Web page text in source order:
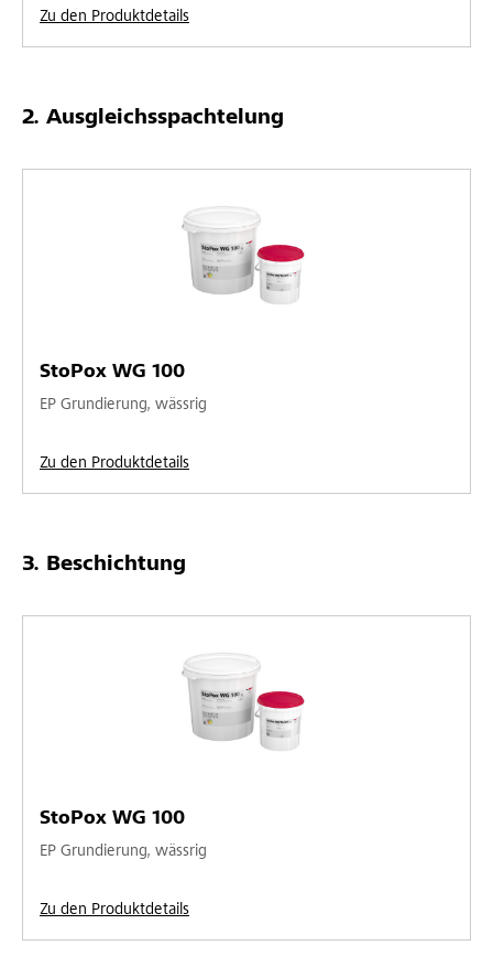
Zu den Produktdetails
Ausgleichsspachtelung
StoPox WG 100
EP Grundierung, wässrig
Zu den Produktdetails
Beschichtung
StoPox WG 100
EP Grundierung, wässrig
Zu den Produktdetails